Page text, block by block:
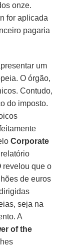
onze.
for aplicada
pagaria
um
O órgão,
Contudo,
do imposto.
Corporate
revelou que o
de euros
seja na
A
of the